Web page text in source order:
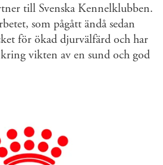
till Svenska Kennelklubben.
som pågått ändå sedan
för ökad djurvälfärd och har
vikten av en sund och god